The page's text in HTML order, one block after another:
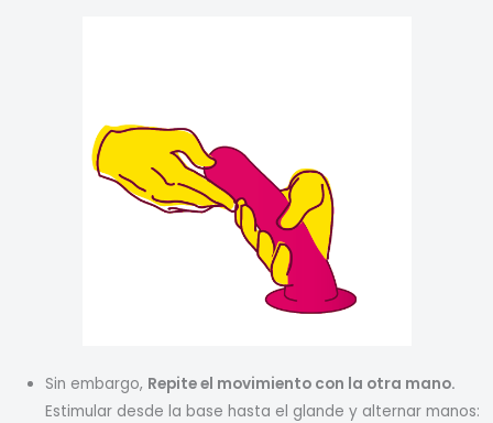
Sin embargo, Repite el movimiento con la otra mano.
Estimular desde la base hasta el glande y alternar manos: